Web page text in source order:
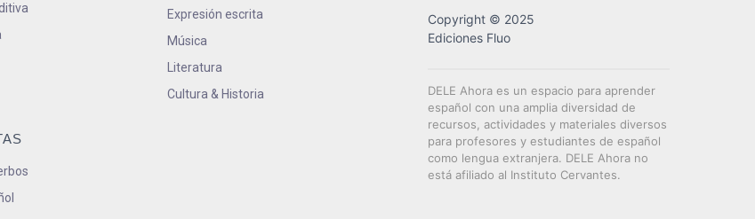
Expresión escrita
Música
Literatura
Cultura & Historia
Copyright © 2025
Ediciones Fluo
DELE Ahora es un espacio para aprender
español con una amplia diversidad de
recursos, actividades y materiales diversos
para profesores y estudiantes de español
como lengua extranjera. DELE Ahora no
está afiliado al Instituto Cervantes.